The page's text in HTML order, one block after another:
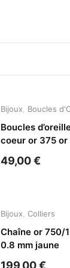
Bijoux Boucles
Boucles
coeur or 375
49,00€
Bijoux Colliers
Chaîne or 750/
0.8 mm jaune
199,00€